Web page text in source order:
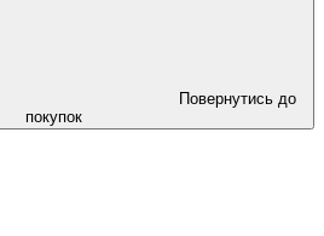
Повернутись до
покупок